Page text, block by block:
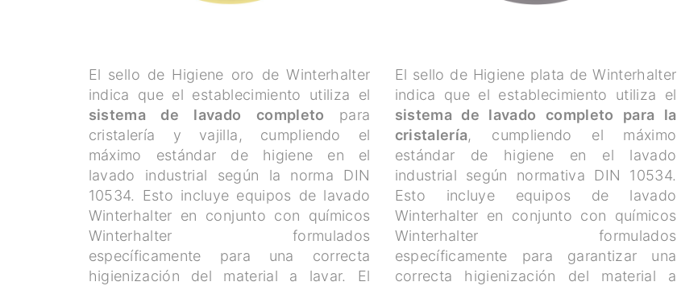
El sello de Higiene oro de Winterhalter
indica que el establecimiento utiliza el
sistema de lavado completo para
cristalería y vajilla, cumpliendo el
máximo estándar de higiene en el
lavado industrial según la norma DIN
10534. Esto incluye equipos de lavado
Winterhalter en conjunto con químicos
Winterhalter formulados
específicamente para una correcta
higienización del material a lavar. El
El sello de Higiene plata de Winterhalter
indica que el establecimiento utiliza el
sistema de lavado completo para la
cristalería, cumpliendo el máximo
estándar de higiene en el lavado
industrial según normativa DIN 10534.
Esto incluye equipos de lavado
Winterhalter en conjunto con químicos
Winterhalter formulados
específicamente para garantizar una
correcta higienización del material a